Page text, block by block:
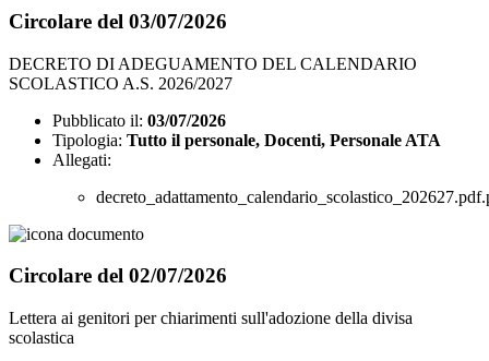
Circolare del 03/07/2026
DECRETO DI ADEGUAMENTO DEL CALENDARIO
SCOLASTICO A.S. 2026/2027
Pubblicato il: 03/07/2026
Tipologia: Tutto il personale, Docenti, Personale ATA
Allegati:
Circolare del 02/07/2026
Lettera ai genitori per chiarimenti sull'adozione della divisa
scolastica